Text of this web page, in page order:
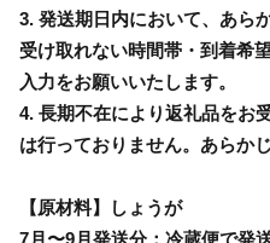
3. 発送期日内において、あら
受け取れない時間帯・到着希
入力をお願いいたします。
4. 長期不在により返礼品をお
は行っておりません。あらか
【原材料】しょうが
7月〜9月発送分：冷蔵便で発